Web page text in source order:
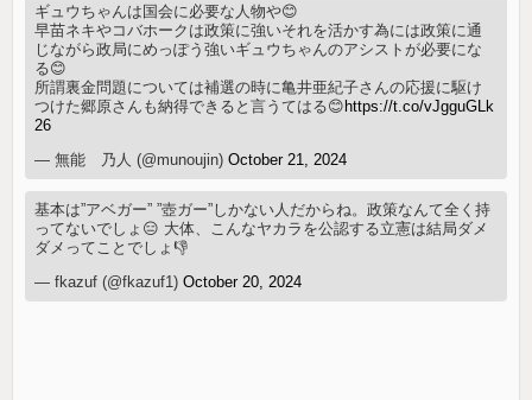
ギュウちゃんは国会に必要な人物や😊
早苗ネキやコバホークは政策に強いそれを活かす為には政策に通
じながら政局にめっぽう強いギュウちゃんのアシストが必要にな
る😊
所謂裏金問題については補選の時に亀井亜紀子さんの応援に駆け
つけた郷原さんも納得できると言うてはる😊https://t.co/vJgguGLk
26
— 無能 乃人 (@munoujin)October 21, 2024
基本は”アベガー” ”壺ガー”しかない人だからね。政策なんて全く持
ってないでしょ😑 大体、こんなヤカラを公認する立憲は結局ダメ
ダメってことでしょ👎
— fkazuf (@fkazuf1)October 20, 2024